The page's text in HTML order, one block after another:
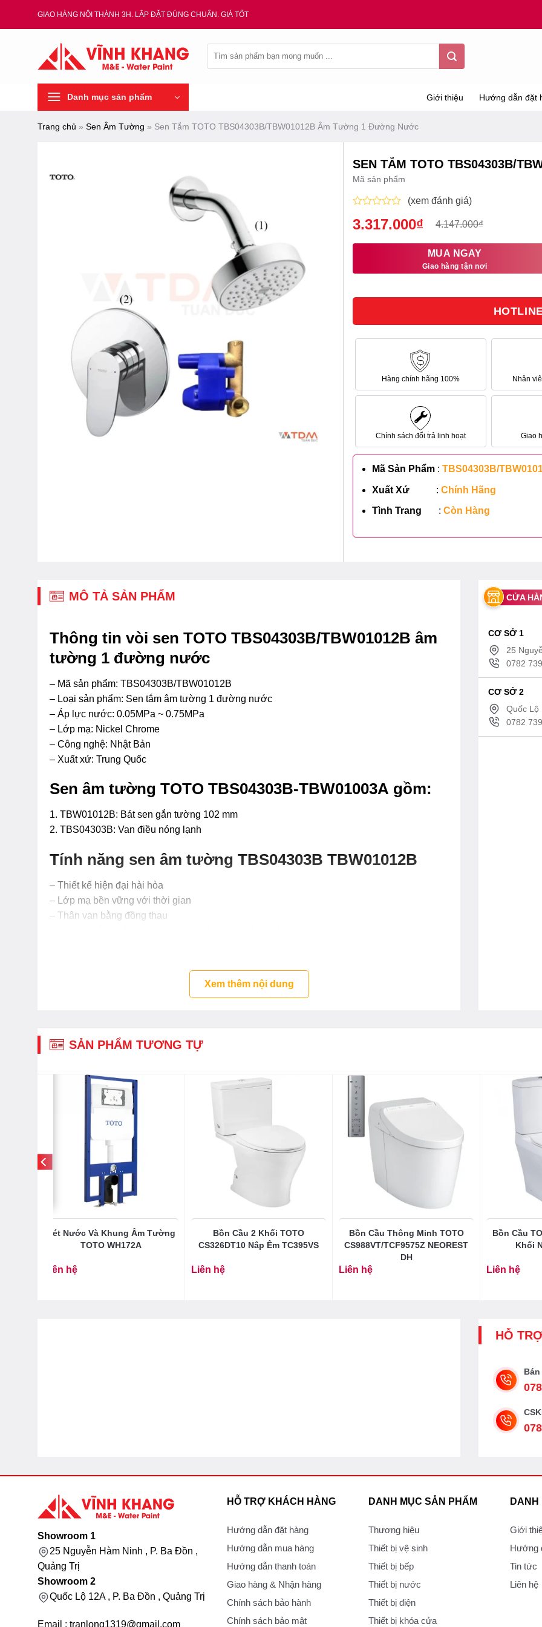
GIAO HÀNG NỘI THÀNH 3H. LẮP ĐẶT ĐÚNG CHUẨN. GIÁ TỐT
kiếm:
Danh mục sản phẩm Giới thiệu Hướng dẫn đặt
Trang chủ » Sen Âm Tường » Sen Tắm TOTO TBS04303B/TBW01012B Âm Tường 1 Đường Nước
SEN TẮM TOTO TBS04303B/
Mã sản phẩm
xếp
0
(xem đánh giá)
4.147.000₫
Giá
3.317.000₫
Giá
MUA NGAY
Giao hàng tận nơi
Hàng chính hãng 100% Nhân
Chính sách đổi trả linh hoạt Giao
Mã Sản Phẩm: TBS04303B/
Xuất Xứ : Chính Hãng
Tình Trang : Còn Hàng
MÔ TẢ SẢN PHẨM
Thông tin vòi sen TOTO TBS04303B/TBW01012B âm
tường 1 đường nước
– Mã sản phẩm: TBS04303B/TBW01012B
– Loại sản phẩm: Sen tắm âm tường 1 đường nước
– Áp lực nước: 0.05MPa ~ 0.75MPa
– Lớp mạ: Nickel Chrome
– Công nghệ: Nhật Bản
– Xuất xứ: Trung Quốc
Sen âm tường TOTO TBS04303B-TBW01003A gồm:
1. TBW01012B: Bát sen gắn tường 102 mm
2. TBS04303B: Van điều nóng lạnh
Tính năng sen âm tường TBS04303B TBW01012B
– Thiết kế hiện đại hài hòa
– Lớp mạ bền vững với thời gian
– Thân van bằng đồng thau
Xem thêm nội dung
CỬA
CƠ SỞ 1
25
0782
CƠ SỞ 2
Quốc Lộ
0782
SẢN PHẨM TƯƠNG TỰ
Két Nước Và Khung Âm Tường
TOTO WH172A
Liên hệ
Bồn Cầu 2 Khối TOTO
CS326DT10 Nắp Êm TC395VS
Liên hệ
Bồn Cầu Thông Minh TOTO
CS988VT/TCF9575Z NEOREST
DH
Liên hệ
Bồn Cầu
Khối
Liên hệ
HỖ
Showroom 1
25 Nguyễn Hàm Ninh , P. Ba Đồn ,
Quảng Trị
Showroom 2
Quốc Lộ 12A , P. Ba Đồn , Quảng Trị
Email : tranlong1319@gmail.com
HỖ TRỢ KHÁCH HÀNG
Hướng dẫn đặt hàng
Hướng dẫn mua hàng
Hướng dẫn thanh toán
Giao hàng & Nhận hàng
Chính sách bảo hành
Chính sách bảo mật
DANH MỤC SẢN PHẨM
Thương hiệu
Thiết bị vệ sinh
Thiết bị bếp
Thiết bị nước
Thiết bị điện
Thiết bị khóa cửa
DANH
Giới
Hướng
Tin tức
Liên hệ